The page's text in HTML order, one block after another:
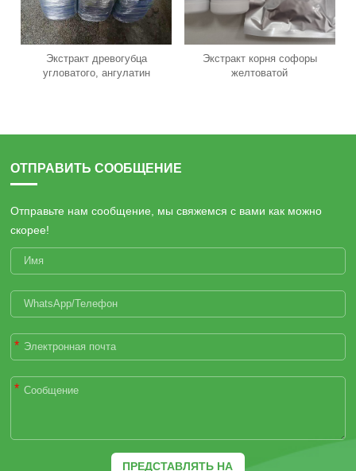
Экстракт древогубца
угловатого, ангулатин
Экстракт корня софоры
желтоватой
ОТПРАВИТЬ СООБЩЕНИЕ
Отправьте нам сообщение, мы свяжемся с вами как можно
скорее!
*
*
ПРЕДСТАВЛЯТЬ НА